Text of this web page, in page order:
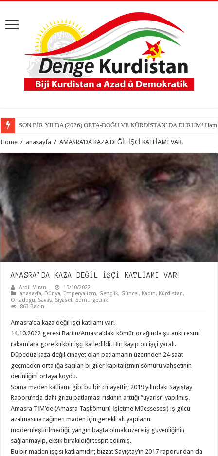
SON BİR YILDA (2026) ORTA-DOĞU VE KÜRDİSTAN’ DA DURUM!
Home / anasayfa / AMASRA’DA KAZA DEĞİL İŞÇİ KATLİAMI VAR!
AMASRA’DA KAZA DEĞİL İŞÇİ KATLİAMI VAR!
Ardil Miran
15/10/2022
anasayfa, Dünya, Emperyalizm, Gençlik, Güncel, Kadın, Kürdistan,
Ortadogu, Savaş, Siyaset, Sömürgecilik
863 Bakın
Amasra’da kaza değil işçi katliamı var!
14.10.2022 gecesi Bartın/Amasra’daki kömür ocağında şu anki resmi
rakamlara göre kırkbir işçi katledildi. Biri kayıp on işçi yaralı.
Düpedüz kaza değil cinayet olan patlamanın üzerinden 24 saat
geçmeden ortalığa saçılan bilgiler kapitalizmin sömürü vahşetinin
derinliğini ortaya koydu.
Soma maden katliamı gibi bu bir cinayettir; 2019 yılındaki Sayıştay
Raporu’nda dahi grizu patlaması riskinin arttığı “uyarısı” yapılmış.
Amasra TİM’de (Amasra Taşkömürü İşletme Müessesesi) iş gücü
azalmasına rağmen maden için gerekli alt yapıların
modernleştirilmediği, yangın başta olmak üzere iş güvenliğinin
sağlanmayıp, eksik bırakıldığı tespit edilmiş.
Bu bir maden işçisi katliamıdır; bizzat Sayıştay’ın 2017 raporundan da